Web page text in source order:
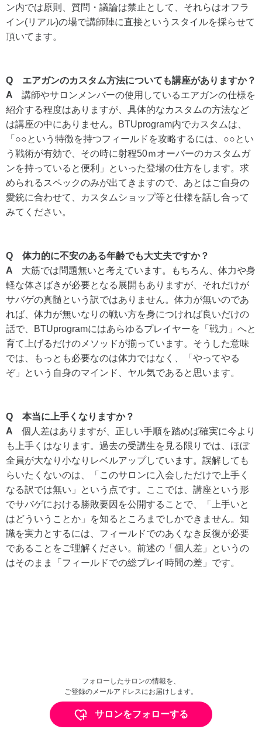
ン内では原則、質問・議論は禁止として、それらはオフラ
イン(リアル)の場で講師陣に直接というスタイルを採らせて
頂いてます。
Q エアガンのカスタム方法についても講座がありますか？
A 講師やサロンメンバーの使用しているエアガンの仕様を
紹介する程度はありますが、具体的なカスタムの方法など
は講座の中にありません。BTUprogram内でカスタムは、
「○○という特徴を持つフィールドを攻略するには、○○とい
う戦術が有効で、その時に射程50ｍオーバーのカスタムガ
ンを持っていると便利」といった登場の仕方をします。求
められるスペックのみが出てきますので、あとはご自身の
愛銃に合わせて、カスタムショップ等と仕様を話し合って
みてください。
Q 体力的に不安のある年齢でも大丈夫ですか？
A 大筋では問題無いと考えています。もちろん、体力や身
軽な体さばきが必要となる展開もありますが、それだけが
サバゲの真髄という訳ではありません。体力が無いのであ
れば、体力が無いなりの戦い方を身につければ良いだけの
話で、BTUprogramにはあらゆるプレイヤーを「戦力」へと
育て上げるだけのメソッドが揃っています。そうした意味
では、もっとも必要なのは体力ではなく、「やってやる
ぞ」という自身のマインド、ヤル気であると思います。
Q 本当に上手くなりますか？
A 個人差はありますが、正しい手順を踏めば確実に今より
も上手くはなります。過去の受講生を見る限りでは、ほぼ
全員が大なり小なりレベルアップしています。誤解しても
らいたくないのは、「このサロンに入会しただけで上手く
なる訳では無い」という点です。ここでは、講座という形
でサバゲにおける勝敗要因を公開することで、「上手いと
はどういうことか」を知るところまでしかできません。知
識を実力とするには、フィールドでのあくなき反復が必要
であることをご理解ください。前述の「個人差」というの
はそのまま「フィールドでの総プレイ時間の差」です。
フォローしたサロンの情報を、
ご登録のメールアドレスにお届けします。
サロンをフォローする